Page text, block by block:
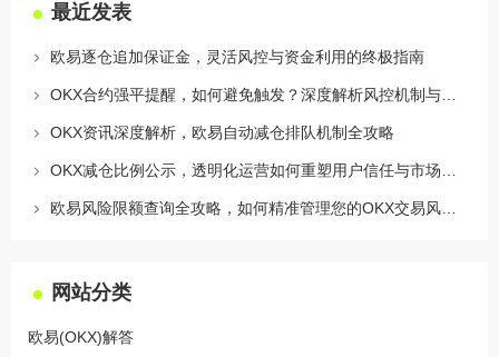
最近发表
欧易逐仓追加保证金，灵活风控与资金利用的终极指南
OKX资讯深度解析，欧易自动减仓排队机制全攻略
网站分类
欧易(OKX)解答